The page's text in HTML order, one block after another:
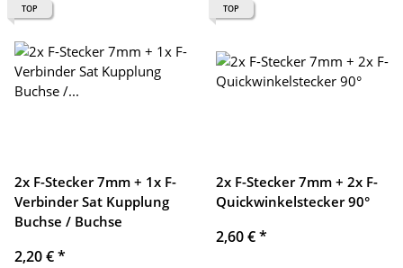
TOP
2x F-Stecker 7mm + 1x F-
Verbinder Sat Kupplung
Buchse / Buchse
2,20 €*
TOP
2x F-Stecker 7mm + 2x F-
Quickwinkelstecker 90°
2,60 €*